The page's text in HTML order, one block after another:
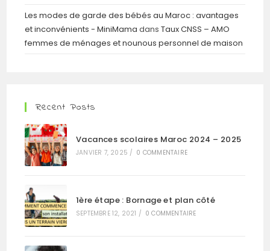
Les modes de garde des bébés au Maroc : avantages
et inconvénients - MiniMama dansTaux CNSS – AMO
femmes de ménages et nounous personnel de maison
Recent Posts
Vacances scolaires Maroc 2024 – 2025
JANVIER 7, 2025 / 0 COMMENTAIRE
1ère étape : Bornage et plan côté
SEPTEMBRE 12, 2021 / 0 COMMENTAIRE